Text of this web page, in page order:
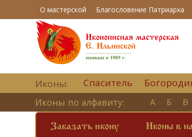
О мастерской Благословение Патриарха
Иконы: Спаситель
Иконы по алфавиту: А Б В
Заказать икону Иконы в